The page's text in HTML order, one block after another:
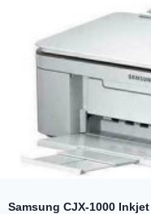
Samsung CJX-1000